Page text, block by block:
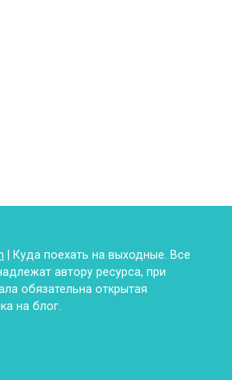
| Куда поехать на выходные. Все
автору ресурса, при
обязательна открытая
на блог.